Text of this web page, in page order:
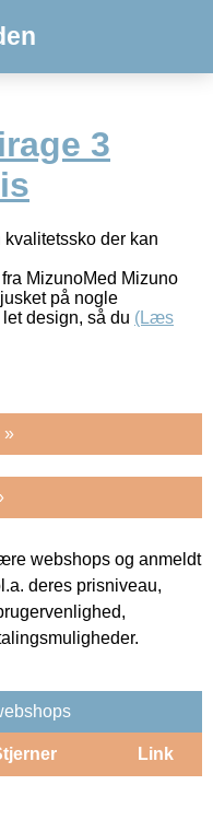
3
kvalitetssko der kan
MizunoMed Mizuno
på nogle
design, så du (Læs
»
webshops og anmeldt
deres prisniveau,
Link